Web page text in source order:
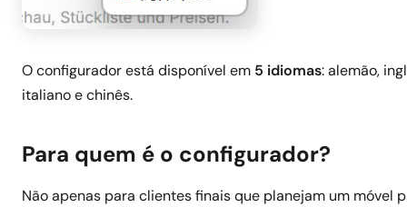
O configurador está disponível em 5 idiomas: alemão,
italiano e chinês.
Para quem é o configurador?
Não apenas para clientes finais que planejam um móvel